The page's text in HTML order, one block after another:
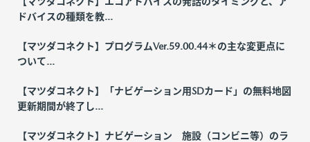
ドバイスの種類を教...
【マツダコネクト】プログラムVer.59.00.44＊の主な変更点に
ついて...
【マツダコネクト】「ナビゲーション用SDカード」の無料地図
更新期間が終了し...
【マツダコネクト】ナビゲーション 施設（コンビニ等）のラ